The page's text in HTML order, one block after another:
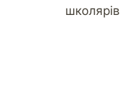
школярів